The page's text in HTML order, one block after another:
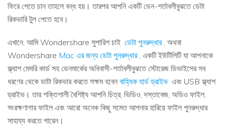
ফিরে পেতে চান তাহলে বন্ধ হয়। তারপর আপনি একটি ডেন-শর্তাবলীবুঝতে ডেটা
রিকভারি টুল পেতে হবে।
এখানে, আমি Wondershare সুপারিশ চাই ডেটা পুনরুদ্ধার, অথবা
Wondershare Mac এর জন্য ডেটা পুনরুদ্ধার, একটি ইউটিলিটি যা আপনাকে
ফ্ল্যাশ মেমরি কার্ড সহ ডেনমার্কের অধিবাসী-শর্তাবলীবুঝতে স্টোরেজ ডিভাইসের সব
ধরণের থেকে ডাটা রিকভার করতে সক্ষম হবেন বাহ্যিক হার্ড ড্রাইভ এবং USB ফ্ল্যাশ
ড্রাইভ। তার শক্তিশালী বৈশিষ্ট্য আপনি চিত্র, ভিডিও, দস্তাবেজ, অডিও ফাইল,
সংরক্ষণাগার ফাইল এবং আরো অনেক কিছু সমেত আপনার হারিয়ে ফাইল পুনরুদ্ধার
সাহায্য করতে পারেন।